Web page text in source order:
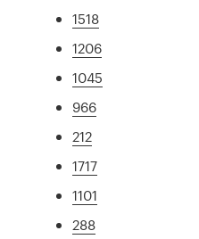
1518
1206
1045
966
212
1717
1101
288